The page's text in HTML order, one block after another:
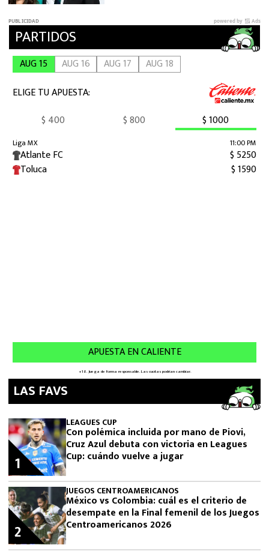
LAS FAVS
LEAGUES CUP
Con polémica incluida por mano de Piovi,
Cruz Azul debuta con victoria en Leagues
Cup: cuándo vuelve a jugar
1
JUEGOS CENTROAMERICANOS
México vs Colombia: cuál es el criterio de
desempate en la Final femenil de los Juegos
Centroamericanos 2026
2